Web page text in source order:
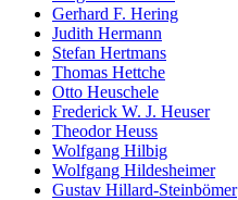
Gerhard F. Hering
Judith Hermann
Stefan Hertmans
Thomas Hettche
Otto Heuschele
Frederick W. J. Heuser
Theodor Heuss
Wolfgang Hilbig
Wolfgang Hildesheimer
Gustav Hillard-Steinbömer